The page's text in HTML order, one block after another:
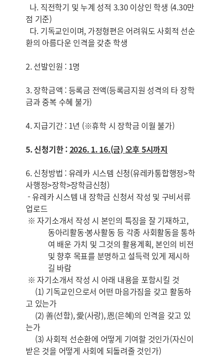
나. 직전학기 및 누계 성적 3.30 이상인 학생 (4.30만
점 기준)
다. 기독교인이며, 가정형편은 어려워도 사회적 선순
환의 아름다운 인격을 갖춘 학생
2. 선발인원 : 1명
3. 장학금액 : 등록금 전액(등록금지원 성격의 타 장학
금과 중복 수혜 불가)
4. 지급기간 : 1년 (※휴학 시 장학금 이월 불가)
5. 신청기한: 2026. 1. 16.(금) 오후 5시까지
6. 신청방법 : 유레카 시스템 신청(유레카통합행정>학
사행정>장학>장학금신청)
- 유레카 시스템 내 장학금 신청서 작성 및 구비서류
업로드
※ 자기소개서 작성 시 본인의 특징을 잘 기재하고,
동아리활동·봉사활동 등 각종 사회활동을 통하
여 배운 가치 및 그것의 활용계획, 본인의 비전
및 향후 목표를 분명하고 설득력 있게 제시하
길 바람
※ 자기소개서 작성 시 아래 내용을 포함시킬 것
(1) 기독교인으로서 어떤 마음가짐을 갖고 활동하
고 있는가
(2) 善(선함), 愛(사랑), 恩(은혜)의 인격을 갖고 있
는가
(3) 사회적 선순환에 어떻게 기여할 것인가(자신이
받은 것을 어떻게 사회에 되돌려줄 것인가)